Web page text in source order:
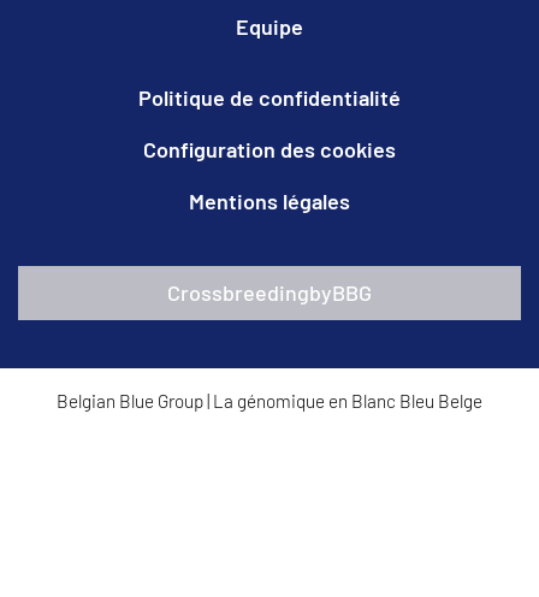
Equipe
Politique de confidentialité
Configuration des cookies
Mentions légales
CrossbreedingbyBBG
Belgian Blue Group| La génomique en Blanc Bleu Belge